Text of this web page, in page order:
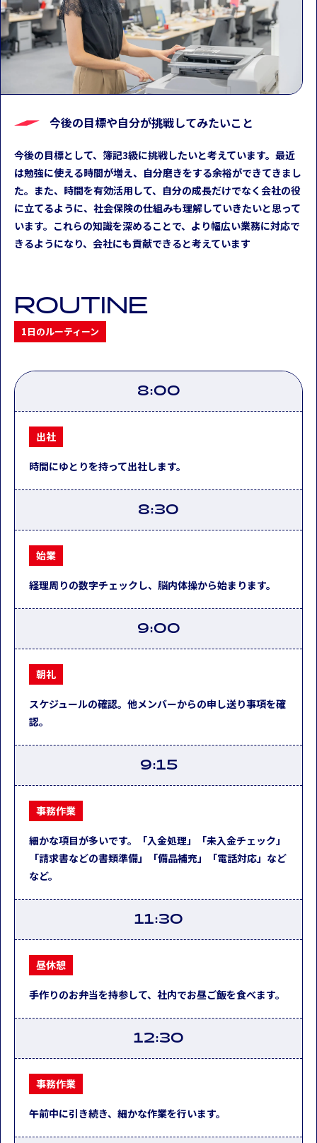
今後の目標や自分が挑戦してみたいこと
今後の目標として、簿記3級に挑戦したいと考えています。最近
は勉強に使える時間が増え、自分磨きをする余裕ができてきまし
た。また、時間を有効活用して、自分の成長だけでなく会社の役
に立てるように、社会保険の仕組みも理解していきたいと思って
います。これらの知識を深めることで、より幅広い業務に対応で
きるようになり、会社にも貢献できると考えています
ROUTINE
1日のルーティーン
8:00
出社
時間にゆとりを持って出社します。
8:30
始業
経理周りの数字チェックし、脳内体操から始まります。
9:00
朝礼
スケジュールの確認。他メンバーからの申し送り事項を確
認。
9:15
事務作業
細かな項目が多いです。「入金処理」「未入金チェック」
「請求書などの書類準備」「備品補充」「電話対応」など
など。
11:30
昼休憩
手作りのお弁当を持参して、社内でお昼ご飯を食べます。
12:30
事務作業
午前中に引き続き、細かな作業を行います。